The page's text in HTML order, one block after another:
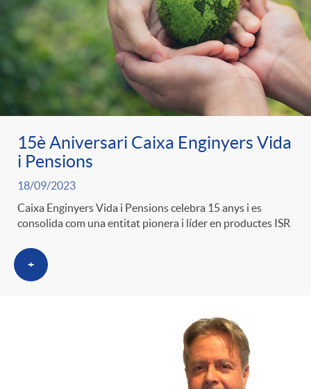
15è Aniversari Caixa Enginyers Vida
i Pensions
18/09/2023
Caixa Enginyers Vida i Pensions celebra 15 anys i es
consolida com una entitat pionera i líder en productes ISR
+